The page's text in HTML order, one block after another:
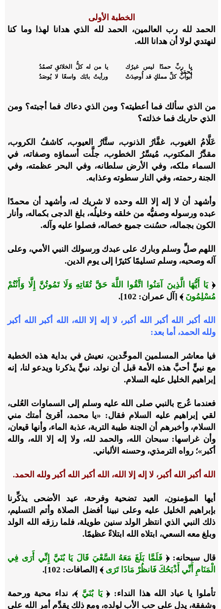
الخطبة الأولى
الحمد لله رب العالمين، الحمد لله الذي هدانا لهذا وما كنا
لنهتدي لولا أن هدانا الله.
يا ربِّ حمدًا ليس غيرُك
يُحمَدُ
يا من له كلُّ الخلائقِ تَصمُدُ
أبوابُ كلِّ مملكٍ قد أُوصِدَتْ
ورأيتُ بابَك واسعًا لا يُوصَدُ
من الذي سألك فما أعطيته؟ ومن الذي دعاك فما أجبته؟ ومن
الذي حاربك فما خذلته؟
عَلَّامُ الغيوب، غفَّارُ الذنوب، ستَّارُ العيوب، كاشفُ الكروب،
مقدِّرُ المكتوب، مُيسِّرُ الخطوب، جلَّت أسماؤه وصفاته، في
السماء ملكه، وفي الأرض سلطانه، وفي البحر عظمته، وفي
الجنة رحمته، وفي النار سطوته وعذابه.
وأشهد أن لا إله إلا الله وحده لا شريك له، وأشهد أن محمدًا
عبده ورسوله وصفيُّه من خلقه وخليلُه، بلغ الدجى بكماله، وأنار
الكون بجماله، حسُنت جميع خصاله، فصلوا عليه وآله.
اللهم صلِّ وسلم وبارك على عبدك ورسولك النبي الأمي، وعلى
آله وصحبه، وسلم تسليمًا كثيرًا إلى يوم الدين.
﴿يَا أَيُّهَا الَّذِينَ آمَنُوا اتَّقُوا اللَّهَ حَقَّ تُقَاتِهِ وَلَا تَمُوتُنَّ إِلَّا وَأَنْتُمْ
مُسْلِمُونَ ﴾ [آل عمران: 102].
الله أكبر الله أكبر الله أكبر، لا إله إلا الله، الله أكبر الله أكبر
ولله الحمد، أما بعد:
فيا معاشر المسلمين الموحِّدين، نعيش في بداية هذه الخطبة
مع نبيٍّ أحبَّ هذه الأمة قبل أن نولد، نبيٍّ يذكرنا ويدعو لنا، إنه
إبراهيم الخليل عليه السلام.
فعندما عُرج بالنبي صلى الله عليه وسلم إلى السماوات العُلى،
لقي إبراهيم عليه السلام فقال: «يا محمد، أقرئ أمتك مني
السلام، وأخبرهم أن الجنة طيبة التربة، عذبة الماء، وأنها قيعان،
وأن غراسها: سبحان الله، والحمد لله، ولا إله إلا الله، والله
أكبر»؛ رواه الترمذي، وحسنه الألباني.
الله أكبر الله أكبر، لا إله إلا الله، الله أكبر الله أكبر ولله الحمد.
أيها المؤمنون، العيد تضحية وفرحة، عيد الأضحى يذكِّرنا
بإبراهيم الخليل عليه وعلى نبينا أفضل الصلاة وأتم التسليم،
ذلك النبي الذي انتظر الولد سنين طويلة، فلما رزقه الله الولد
وبلغ معه السعي، ابتلاه الله ابتلاءً عظيمًا.
قال سبحانه: ﴿فَلَمَّا بَلَغَ مَعَهُ السَّعْيَ قَالَ يَا بُنَيَّ إِنِّي أَرَى فِي
الْمَنَامِ أَنِّي أَذْبَحُكَ فَانظُرْ مَاذَا تَرَى ﴾ [الصافات: 102].
تأملوا يا عباد الله هذا النداء: ﴿يَا بُنَيَّ ﴾، نداء محبة ورحمة
وشفقة، يدل على حب الأب لولده، ومع ذلك يقدِّم أمر الله على